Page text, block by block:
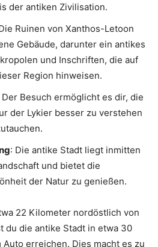
der antiken Zivilisation.
Ruinen von Xanthos-Letoon
Gebäude, darunter ein antikes
und Inschriften, die auf
Region hinweisen.
Der Besuch ermöglicht es dir, die
der Lykier besser zu verstehen
: Die antike Stadt liegt inmitten
und bietet die
der Natur zu genießen.
22 Kilometer nordöstlich von
du die antike Stadt in etwa 30
erreichen. Dies macht es zu